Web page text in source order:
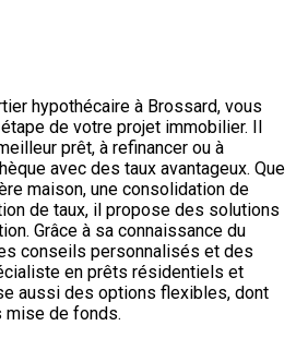
hypothécaire à Brossard, vous
de votre projet immobilier. Il
prêt, à refinancer ou à
avec des taux avantageux. Que
maison, une consolidation de
de taux, il propose des solutions
Grâce à sa connaissance du
conseils personnalisés et des
en prêts résidentiels et
aussi des options flexibles, dont
mise de fonds.